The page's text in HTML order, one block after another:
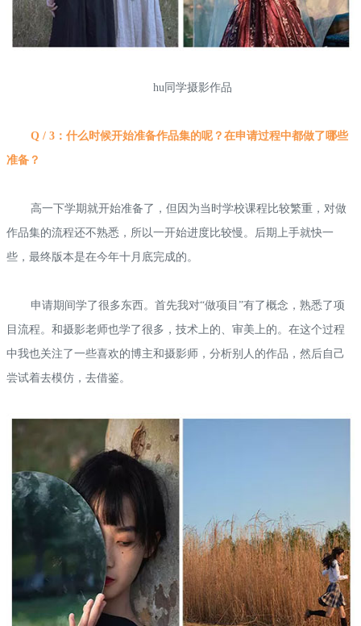
hu同学摄影作品
Q / 3：什么时候开始准备作品集的呢？在申请过程中都做了哪些
准备？
高一下学期就开始准备了，但因为当时学校课程比较繁重，对做
作品集的流程还不熟悉，所以一开始进度比较慢。后期上手就快一
些，最终版本是在今年十月底完成的。
申请期间学了很多东西。首先我对“做项目”有了概念，熟悉了项
目流程。和摄影老师也学了很多，技术上的、审美上的。在这个过程
中我也关注了一些喜欢的博主和摄影师，分析别人的作品，然后自己
尝试着去模仿，去借鉴。